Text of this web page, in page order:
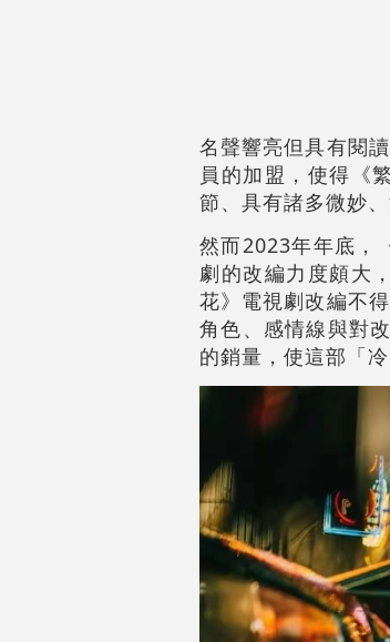
名聲響亮但具有閱
員的加盟，使得《
節、具有諸多微妙
然而2023年年底，
劇的改編力度頗大
花》電視劇改編不
角色、感情線與對
的銷量，使這部「